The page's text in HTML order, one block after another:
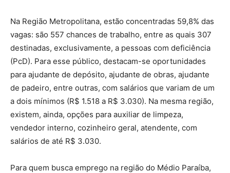
Na Região Metropolitana, estão concentradas 59,8% das
vagas: são 557 chances de trabalho, entre as quais 307
destinadas, exclusivamente, a pessoas com deficiência
(PcD). Para esse público, destacam-se oportunidades
para ajudante de depósito, ajudante de obras, ajudante
de padeiro, entre outras, com salários que variam de um
a dois mínimos (R$ 1.518 a R$ 3.030). Na mesma região,
existem, ainda, opções para auxiliar de limpeza,
vendedor interno, cozinheiro geral, atendente, com
salários de até R$ 3.030.
Para quem busca emprego na região do Médio Paraíba,